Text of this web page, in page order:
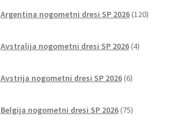
Argentina nogometni dresi SP 2026 120izdelkov
Avstralija nogometni dresi SP 2026 4izdelki
Avstrija nogometni dresi SP 2026 6izdelkov
Belgija nogometni dresi SP 2026 75izdelkov